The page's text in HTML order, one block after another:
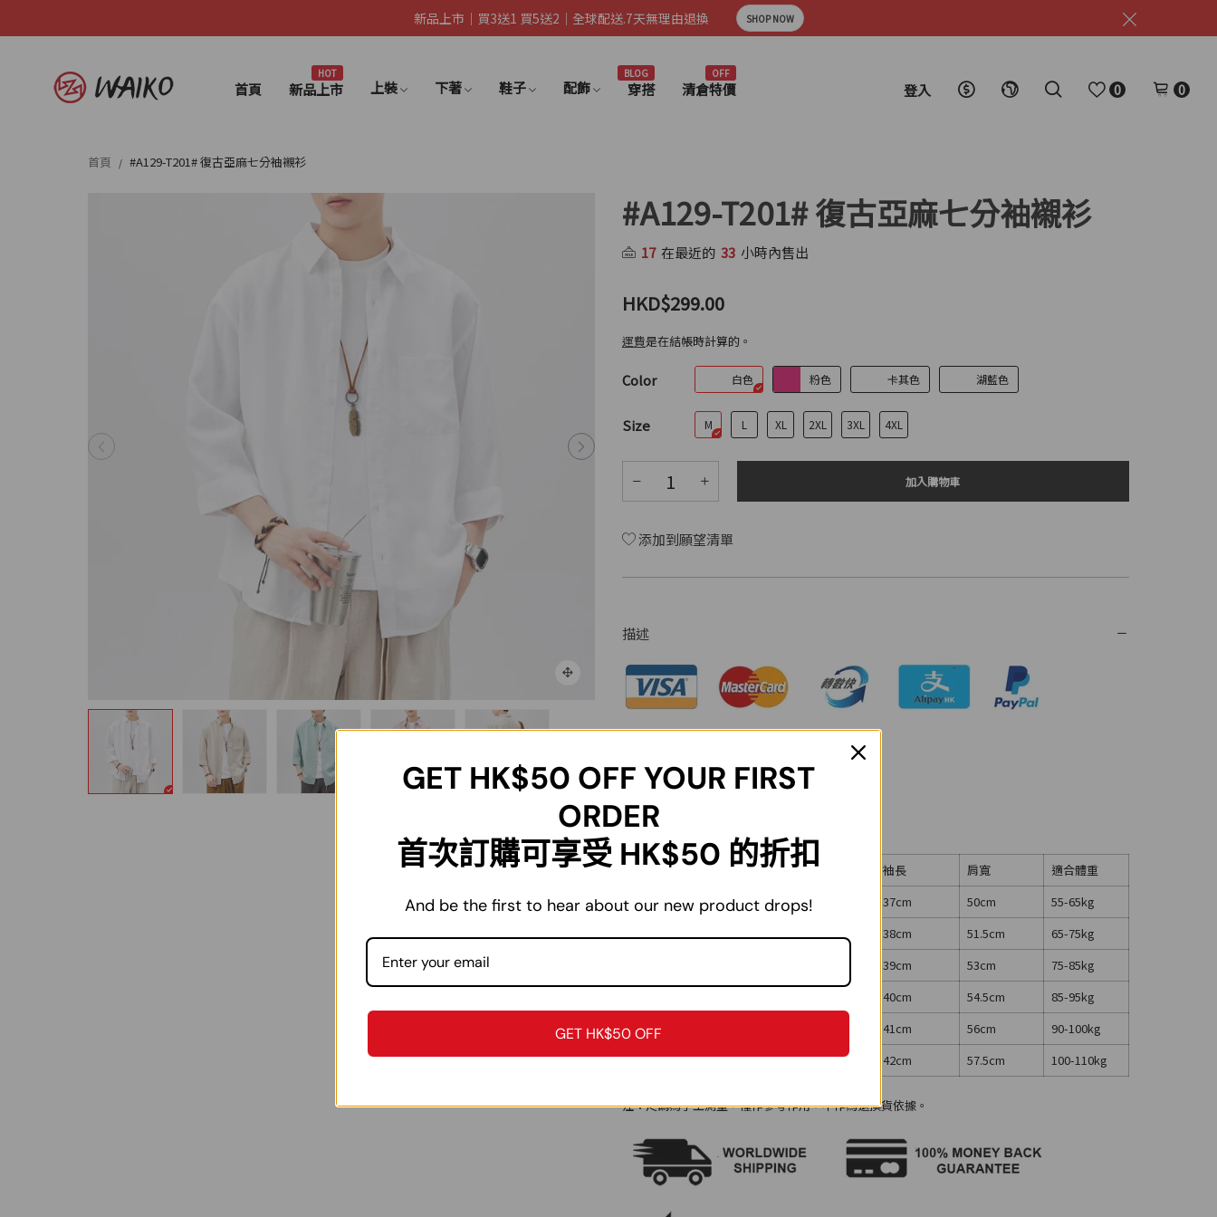
新品上市｜買3送1 買5送2｜全球配送.7天無理由退換 SHOP NOW
首頁 新品上市
HOT
上裝 下著 鞋子 配飾 穿搭
BLOG
清倉特價
OFF
登入 0 0
首頁 / #A129-T201# 復古亞麻七分袖襯衫
#A129-T201# 復古亞麻七分袖襯衫
17 在最近的 33 小時內售出
HKD$299.00
運費是在結帳時計算的。
Color 白色 粉色 卡其色 湖藍色
Size M L XL 2XL 3XL 4XL
加入購物車
添加到願望清單
描述
70% 天絲
30% 亞麻
尺碼 胸圍 衣長 袖長 肩寬
適合體重
M
112cm 71.5cm 37cm 50cm
55-65kg
L
116cm 73.5cm 38cm 51.5cm
65-75kg
39cm 53cm
75-85kg
40cm 54.5cm
85-95kg
3XL
41cm 56cm
90-100kg
4XL
132cm 79.5cm 42cm 57.5cm 100-110kg
注：尺碼為手工測量，僅作參考作用，不作為退換貨依據。
GET HK$50 OFF YOUR FIRST
ORDER
首次訂購可享受 HK$50 的折扣
And be the first to hear about our new product drops!
GET HK$50 OFF